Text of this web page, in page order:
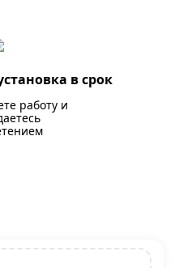
в срок
работу и